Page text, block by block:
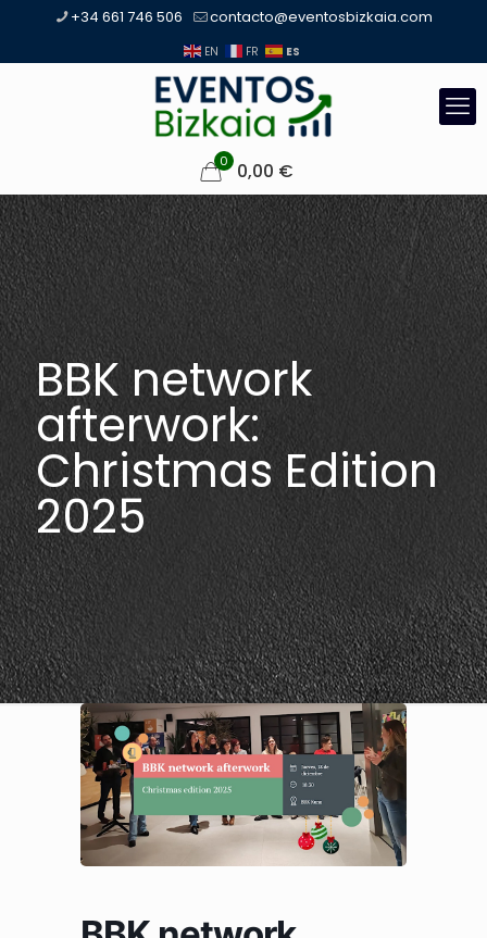
+34 661 746 506 contacto@eventosbizkaia.com
EN FR ES
0 0,00 €
BBK network
afterwork:
Christmas Edition
2025